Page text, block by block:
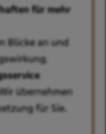
für mehr
Blicke an und
übernehmen
für Sie.